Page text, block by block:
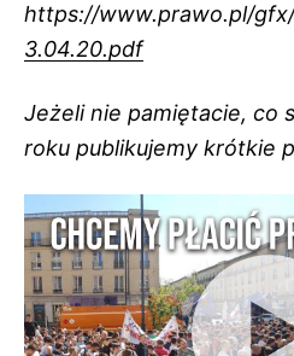
https://www.prawo.pl/
3.04.20.pdf
Jeżeli nie pamiętacie, co
roku publikujemy krótkie